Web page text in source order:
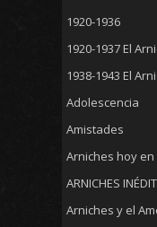
1920-1936
1920-1937 El
1938-1943 El
Adolescencia
Amistades
Arniches hoy en
ARNICHES
Arniches y el